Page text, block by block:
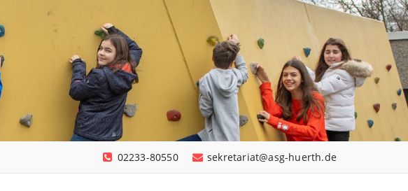
sekretariat@asg-huerth.de
02233-80550